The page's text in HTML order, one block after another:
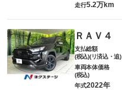
走行5.2万km
ＲＡＶ４
支払総額
(税込)(リ済込・追)
車両本体価格
(税込)
年式2022年